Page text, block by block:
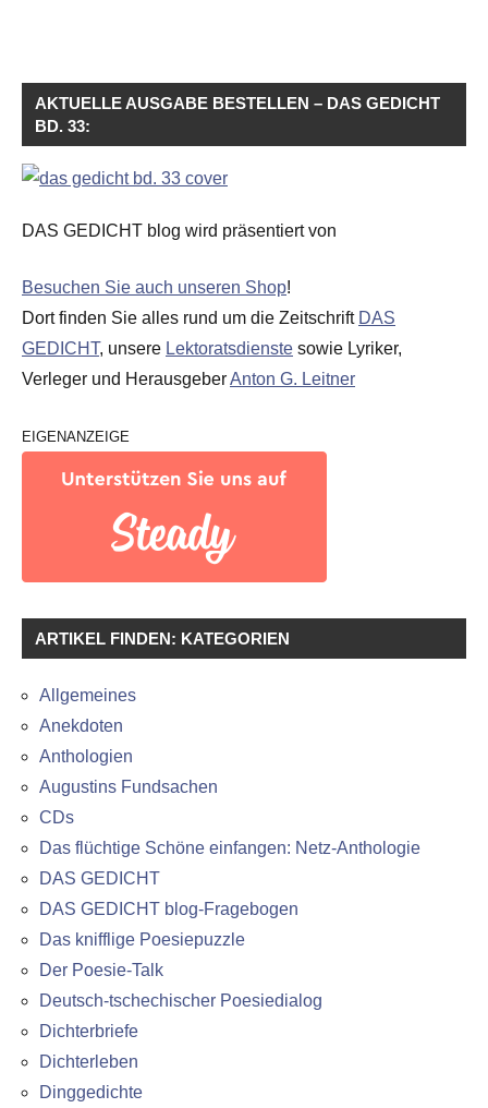
AKTUELLE AUSGABE BESTELLEN – DAS GEDICHT
BD. 33:
DAS GEDICHT blog wird präsentiert von
Besuchen Sie auch unseren Shop!
Dort finden Sie alles rund um die Zeitschrift DAS
GEDICHT, unsere Lektoratsdienste sowie Lyriker,
Verleger und HerausgeberAnton G. Leitner
EIGENANZEIGE
ARTIKEL FINDEN: KATEGORIEN
Allgemeines
Anekdoten
Anthologien
Augustins Fundsachen
CDs
Das flüchtige Schöne einfangen: Netz-Anthologie
DAS GEDICHT
DAS GEDICHT blog-Fragebogen
Das knifflige Poesiepuzzle
Der Poesie-Talk
Deutsch-tschechischer Poesiedialog
Dichterbriefe
Dichterleben
Dinggedichte